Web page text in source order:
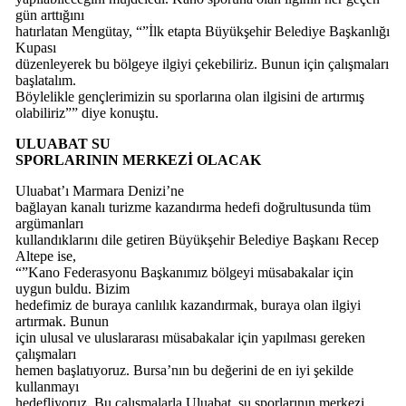
gün arttığını
hatırlatan Mengütay, “”İlk etapta Büyükşehir Belediye Başkanlığı
Kupası
düzenleyerek bu bölgeye ilgiyi çekebiliriz. Bunun için çalışmaları
başlatalım.
Böylelikle gençlerimizin su sporlarına olan ilgisini de artırmış
olabiliriz”” diye konuştu.
ULUABAT SU
SPORLARININ MERKEZİ OLACAK
Uluabat’ı Marmara Denizi’ne
bağlayan kanalı turizme kazandırma hedefi doğrultusunda tüm
argümanları
kullandıklarını dile getiren Büyükşehir Belediye Başkanı Recep
Altepe ise,
“”Kano Federasyonu Başkanımız bölgeyi müsabakalar için
uygun buldu. Bizim
hedefimiz de buraya canlılık kazandırmak, buraya olan ilgiyi
artırmak. Bunun
için ulusal ve uluslararası müsabakalar için yapılması gereken
çalışmaları
hemen başlatıyoruz. Bursa’nın bu değerini de en iyi şekilde
kullanmayı
hedefliyoruz. Bu çalışmalarla Uluabat, su sporlarının merkezi